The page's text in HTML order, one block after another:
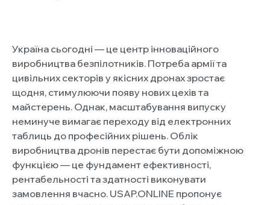
Україна сьогодні — це центр інноваційного
виробництва безпілотників. Потреба армії та
цивільних секторів у якісних дронах зростає
щодня, стимулюючи появу нових цехів та
майстерень. Однак, масштабування випуску
неминуче вимагає переходу від електронних
таблиць до професійних рішень. Облік
виробництва дронів перестає бути допоміжною
функцією — це фундамент ефективності,
рентабельності та здатності виконувати
замовлення вчасно. USAP.ONLINE пропонує